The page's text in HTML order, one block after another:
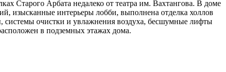
Старого Арбата недалеко от театра им. Вахтангова. В доме
изысканные интерьеры лобби, выполнена отделка холлов
системы очистки и увлажнения воздуха, бесшумные лифты
в подземных этажах дома.